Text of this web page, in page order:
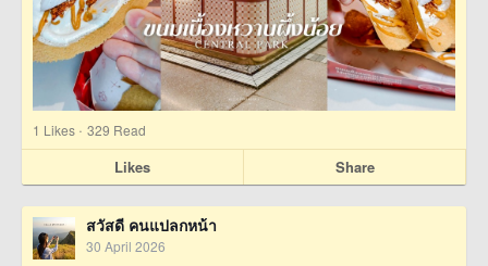
1 Likes · 329 Read
Likes Share
สวัสดี คนแปลกหน้า
30 April 2026